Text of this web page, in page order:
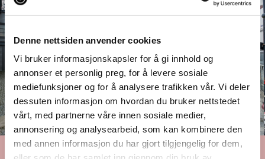
Denne nettsiden anvender cookies
Vi bruker informasjonskapsler for å gi innhold og
annonser et personlig preg, for å levere sosiale
mediefunksjoner og for å analysere trafikken vår. Vi deler
dessuten informasjon om hvordan du bruker nettstedet
vårt, med partnerne våre innen sosiale medier,
annonsering og analysearbeid, som kan kombinere den
med annen informasjon du har gjort tilgjengelig for dem,